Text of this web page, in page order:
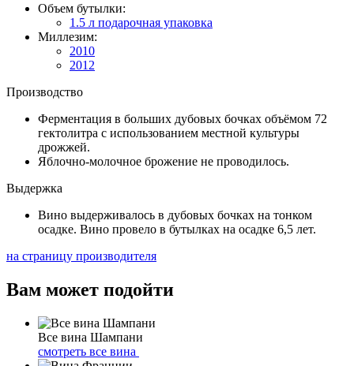
Объем бутылки:
1.5 л подарочная упаковка
Миллезим:
2010
2012
Производство
Ферментация в больших дубовых бочках объёмом 72
гектолитра с использованием местной культуры
дрожжей.
Яблочно-молочное брожение не проводилось.
Выдержка
Вино выдерживалось в дубовых бочках на тонком
осадке. Вино провело в бутылках на осадке 6,5 лет.
на страницу производителя
Вам может подойти
Все вина Шампани
смотреть все вина